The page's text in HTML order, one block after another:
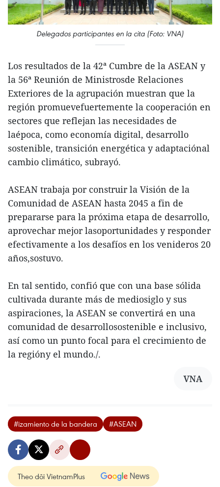
Delegados participantes en la cita (Foto: VNA)
Los resultados de la 42ª Cumbre de la ASEAN y
la 56ª Reunión de Ministrosde Relaciones
Exteriores de la agrupación muestran que la
región promuevefuertemente la cooperación en
sectores que reflejan las necesidades de
laépoca, como economía digital, desarrollo
sostenible, transición energética y adaptaciónal
cambio climático, subrayó.
ASEAN trabaja por construir la Visión de la
Comunidad de ASEAN hasta 2045 a fin de
prepararse para la próxima etapa de desarrollo,
aprovechar mejor lasoportunidades y responder
efectivamente a los desafíos en los venideros 20
años,sostuvo.
En tal sentido, confió que con una base sólida
cultivada durante más de mediosiglo y sus
aspiraciones, la ASEAN se convertirá en una
comunidad de desarrollosostenible e inclusivo,
así como un punto focal para el crecimiento de
la regióny el mundo./.
VNA
#izamiento de la bandera #ASEAN
Theo dõi VietnamPlus